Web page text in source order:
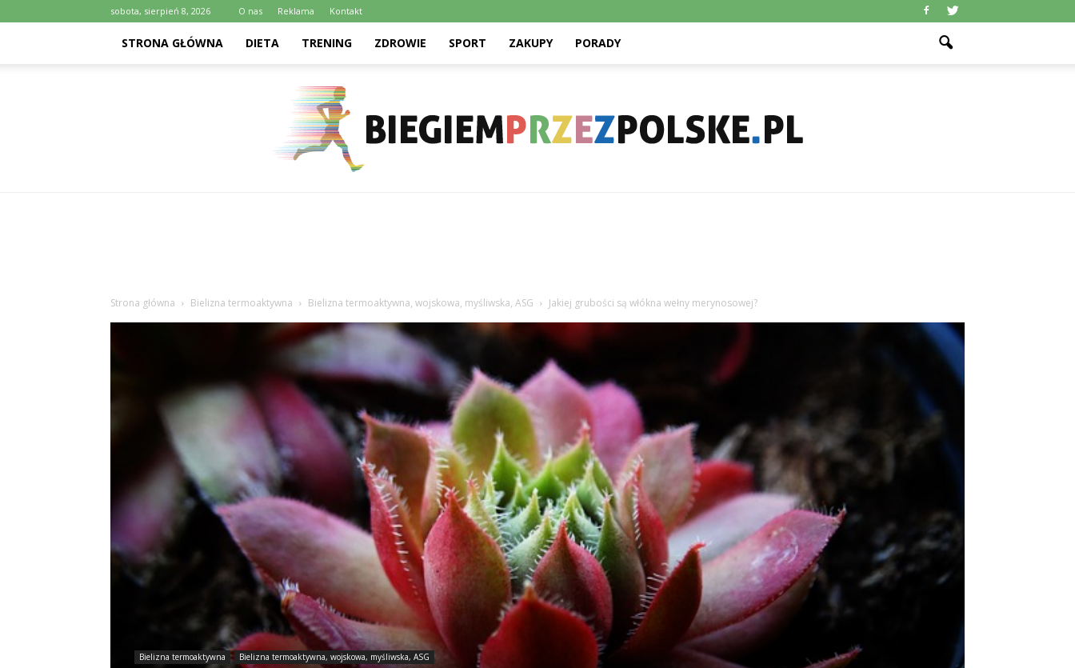
sobota, sierpień 8, 2026 O nas Reklama Kontakt
STRONA GŁÓWNA DIETA TRENING ZDROWIE SPORT ZAKUPY PORADY
Strona główna Bielizna termoaktywna Bielizna termoaktywna, wojskowa, myśliwska, ASG Jakiej grubości są włókna wełny merynosowej?
Bielizna termoaktywna Bielizna termoaktywna, wojskowa, myśliwska, ASG